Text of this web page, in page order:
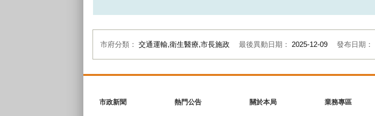
市府分類： 交通運輸,衛生醫療,市長施政 最後異動日期： 2025-12-09 發布日期：
市政新聞 熱門公告 關於本局 業務專區